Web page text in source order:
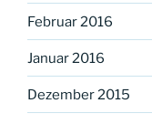
Februar 2016
Januar 2016
Dezember 2015